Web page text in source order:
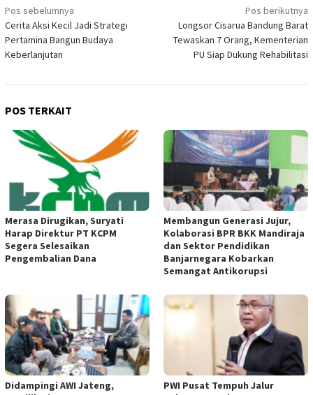
Navigasi
pos
Pos sebelumnya
Cerita Aksi Kecil Jadi Strategi
Pertamina Bangun Budaya
Keberlanjutan
Pos berikutnya
Longsor Cisarua Bandung Barat
Tewaskan 7 Orang, Kementerian
PU Siap Dukung Rehabilitasi
POS TERKAIT
Merasa Dirugikan, Suryati
Harap Direktur PT KCPM
Segera Selesaikan
Pengembalian Dana
Membangun Generasi Jujur,
Kolaborasi BPR BKK Mandiraja
dan Sektor Pendidikan
Banjarnegara Kobarkan
Semangat Antikorupsi
Didampingi AWI Jateng,
PWI Pusat Tempuh Jalur